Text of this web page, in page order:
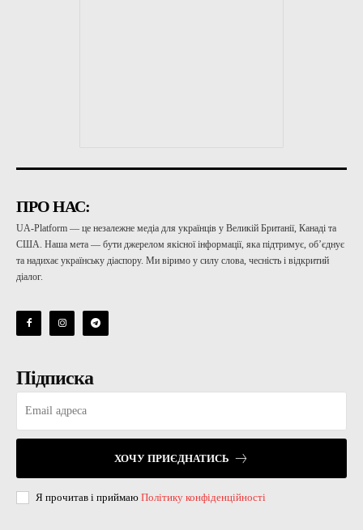
ПРО НАС:
UA-Platform — це незалежне медіа для українців у Великій Британії, Канаді та
США. Наша мета — бути джерелом якісної інформації, яка підтримує, об’єднує
та надихає українську діаспору. Ми віримо у силу слова, чесність і відкритий
діалог.
Підписка
ХОЧУ ПРИЄДНАТИСЬ
Я прочитав і приймаю Політику конфіденційності